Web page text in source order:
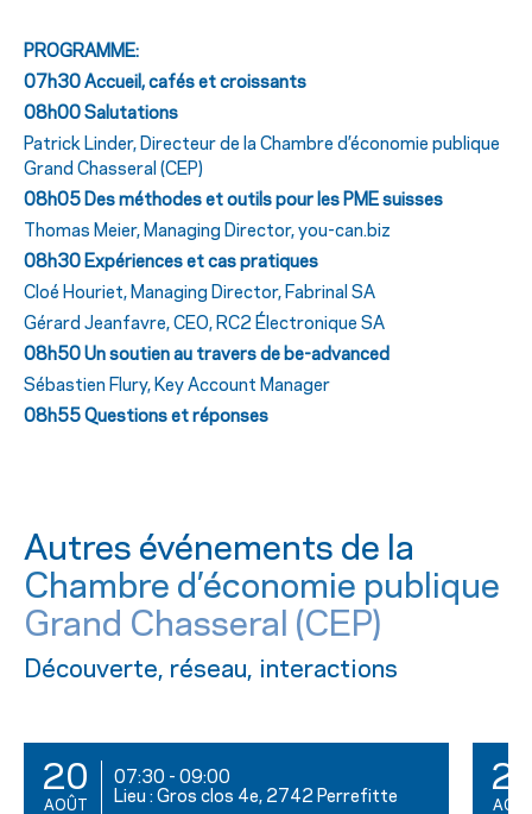
PROGRAMME:
07h30 Accueil, cafés et croissants
08h00 Salutations
Patrick Linder, Directeur de la Chambre d’économie publique
Grand Chasseral (CEP)
08h05 Des méthodes et outils pour les PME suisses
Thomas Meier, Managing Director, you-can.biz
08h30 Expériences et cas pratiques
Cloé Houriet, Managing Director, Fabrinal SA
Gérard Jeanfavre, CEO, RC2 Électronique SA
08h50 Un soutien au travers de be-advanced
Sébastien Flury, Key Account Manager
08h55 Questions et réponses
Autres événements de la
Chambre d’économie publique
Grand Chasseral (CEP)
Découverte, réseau, interactions
20
AOÛT
07:30 - 09:00
Lieu : Gros clos 4e, 2742 Perrefitte